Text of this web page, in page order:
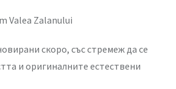
скоро, със стремеж да се
и оригиналните естествени